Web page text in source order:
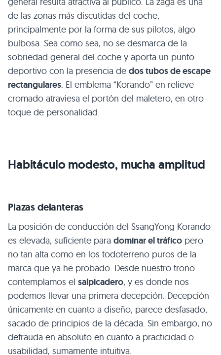
de las zonas más discutidas del coche,
principalmente por la forma de sus pilotos, algo
bulbosa. Sea como sea, no se desmarca de la
sobriedad general del coche y aporta un punto
deportivo con la presencia de dos tubos de escape
rectangulares . El emblema “Korando” en relieve
cromado atraviesa el portón del maletero, en otro
toque de personalidad.
Habitáculo modesto, mucha amplitud
Plazas delanteras
La posición de conducción del SsangYong Korando
es elevada, suficiente para dominar el tráfico pero
no tan alta como en los todoterreno puros de la
marca que ya he probado. Desde nuestro trono
contemplamos el salpicadero, y es donde nos
podemos llevar una primera decepción. Decepción
únicamente en cuanto a diseño, parece desfasado,
sacado de principios de la década. Sin embargo, no
defrauda en absoluto en cuanto a practicidad o
usabilidad, sumamente intuitiva.